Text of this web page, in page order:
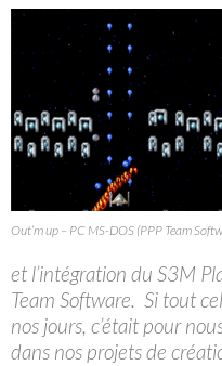
Out’m up – PC MS-DOS (PPP Team
et l’intégration du S3M
Team Software. Si tout
nos jours, c’était pour
dans nos projets de